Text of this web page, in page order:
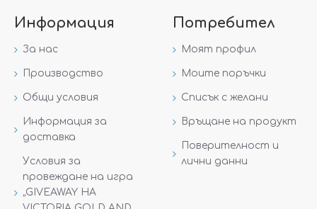
Информация
За нас
Производство
Общи условия
Информация за
доставка
Условия за
провеждане на игра
„GIVEAWAY НА
Потребител
Моят профил
Моите поръчки
Списък с желани
Връщане на продукт
Поверителност и
лични данни